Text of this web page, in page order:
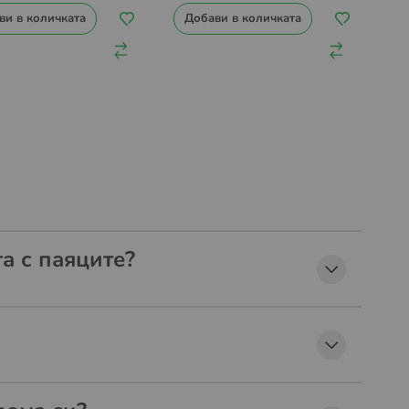
в количката Добави в количката
с паяците?